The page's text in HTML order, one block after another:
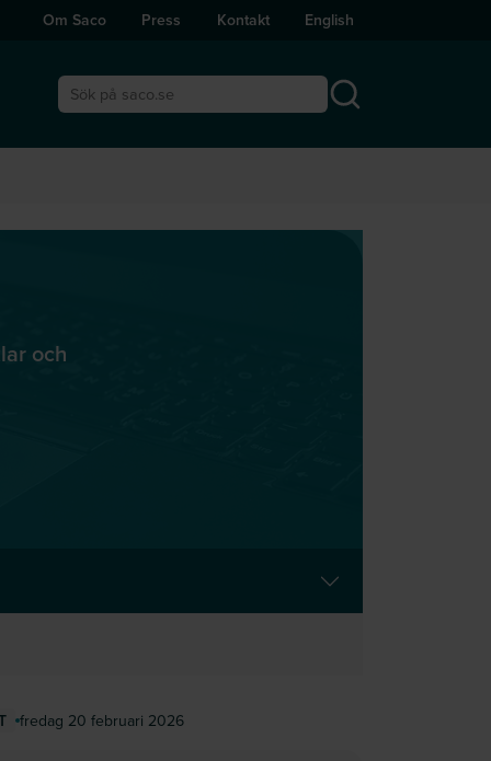
Om Saco Press Kontakt English
och
fredag 20 februari 2026